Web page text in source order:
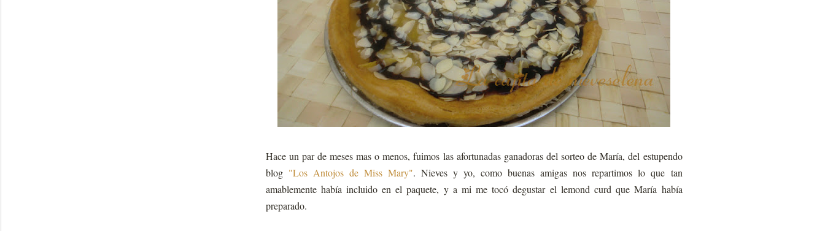
Hace un par de meses mas o menos, fuimos las afortunadas ganadoras del sorteo de María, del estupendo
blog "Los Antojos de Miss Mary". Nieves y yo, como buenas amigas nos repartimos lo que tan
amablemente había incluido en el paquete, y a mi me tocó degustar el lemond curd que María había
preparado.